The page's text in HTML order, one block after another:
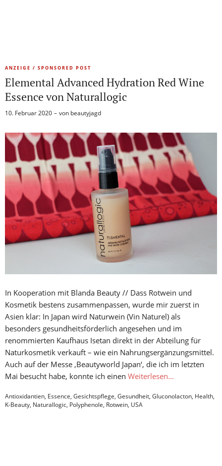
ANZEIGE / SPONSORED POST
Elemental Advanced Hydration Red Wine
Essence von Naturallogic
10. Februar 2020 von beautyjagd
In Kooperation mit Blanda Beauty // Dass Rotwein und
Kosmetik bestens zusammenpassen, wurde mir zuerst in
Asien klar: In Japan wird Naturwein (Vin Naturel) als
besonders gesundheitsförderlich angesehen und im
renommierten Kaufhaus Isetan direkt in der Abteilung für
Naturkosmetik verkauft – wie ein Nahrungsergänzungsmittel.
Auch auf der Messe ‚Beautyworld Japan‘, die ich im letzten
Mai besucht habe, konnte ich einen Weiterlesen…
Antioxidantien, Essence, Gesichtspflege, Gesundheit, Gluconolacton, Health,
K-Beauty, Naturallogic, Polyphenole, Rotwein, USA